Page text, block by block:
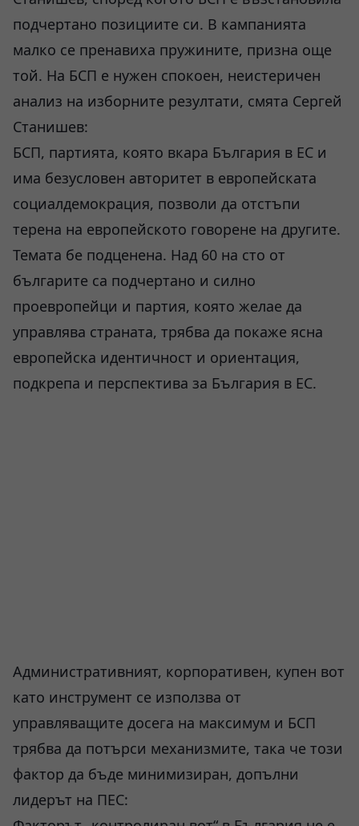
подчертано позициите си. В кампанията
малко се пренавиха пружините, призна още
той. На БСП е нужен спокоен, неистеричен
анализ на изборните резултати, смята Сергей
Станишев:
БСП, партията, която вкара България в ЕС и
има безусловен авторитет в европейската
социалдемокрация, позволи да отстъпи
терена на европейското говорене на другите.
Темата бе подценена. Над 60 на сто от
българите са подчертано и силно
проевропейци и партия, която желае да
управлява страната, трябва да покаже ясна
европейска идентичност и ориентация,
подкрепа и перспектива за България в ЕС.
Административният, корпоративен, купен вот
като инструмент се използва от
управляващите досега на максимум и БСП
трябва да потърси механизмите, така че този
фактор да бъде минимизиран, допълни
лидерът на ПЕС: